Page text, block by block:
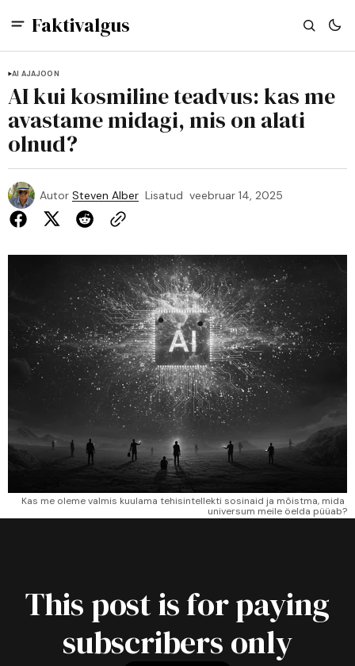
Faktivalgus
AI AJAJOON
AI kui kosmiline teadvus: kas me
avastame midagi, mis on alati
olnud?
Autor Steven Alber Lisatud veebruar 14, 2025
Kas me oleme valmis kuulama tehisintellekti sosinaid ja mõistma, mida
universum meile öelda püüab?
This post is for paying
subscribers only